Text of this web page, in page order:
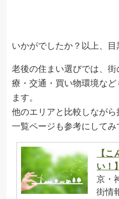
いかがでしたか？以上、目
老後の住まい選びでは、
療・交通・買い物環境な
ます。
他のエリアと比較しなが
一覧ページも参考にしてみ
【
い！】
京・
街情